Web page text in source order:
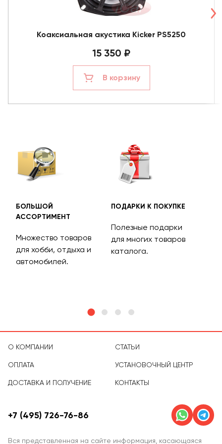
Коаксиальная акустика Kicker PS5250
15 350 ₽
В корзину
БОЛЬШОЙ
АССОРТИМЕНТ
Множество товаров
для хобби, отдыха и
автомобилей.
ПОДАРКИ К ПОКУПКЕ
Полезные подарки
для многих товаров
каталога.
О КОМПАНИИ
ОПЛАТА
ДОСТАВКА И ПОЛУЧЕНИЕ
СТАТЬИ
УСТАНОВОЧНЫЙ ЦЕНТР
КОНТАКТЫ
Вся представленная на сайте информация, касающаяся
+7 (495) 726-76-86